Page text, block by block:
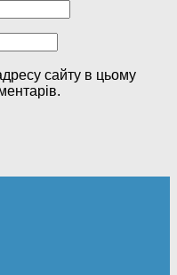
сайту в цьому